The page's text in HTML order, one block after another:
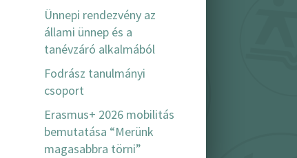
Ünnepi rendezvény az
állami ünnep és a
tanévzáró alkalmából
Fodrász tanulmányi
csoport
Erasmus+ 2026 mobilitás
bemutatása “Merünk
magasabbra törni”